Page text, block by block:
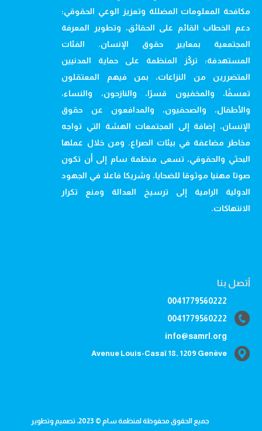
مكافحة المعلومات المضللة وتعزيز الوعي الحقوقي:
دعم الخطاب القائم على الحقائق، وتطوير المعرفة
المجتمعية بمعايير حقوق الإنسان. الفئات
المستهدفة: تركّز المنظمة على حماية المدنيين
المتضررين من النزاعات، بمن فيهم المعتقلون
تعسفًا، والمخفيون قسرًا، والنازحون، والنساء،
والأطفال، والصحفيون، والمدافعون عن حقوق
الإنسان، إضافة إلى المجتمعات الهشة التي تواجه
مخاطر مضاعفة في بيئات الصراع. ومن خلال عملها
البحثي والحقوقي، تسعى منظمة سام إلى أن تكون
صوتا مهنيا موثوقا للضحايا، وشريكا فاعلا في الجهود
الدولية الرامية إلى ترسيخ العدالة ومنع تكرار
الانتهاكات.
أتصل بنا
0041779560222
0041779560222
info@samrl.org
Avenue Louis-Casaï 18, 1209 Genève
جميع الحقوق محفوظة لمنظمة سام © 2023، تصميم وتطوير